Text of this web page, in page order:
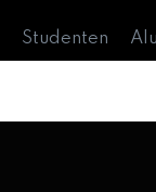
Studenten